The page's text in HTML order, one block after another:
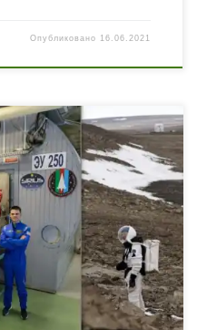
Опубликовано 16.06.2021
как к полету в космос.
о ее профессии –
– мы
Два месяца спустя
рассказала свою
начинался в СССР